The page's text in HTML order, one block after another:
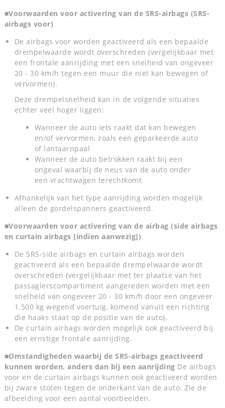
■Voorwaarden voor activering van de SRS-airbags (SRS-
airbags voor)
De airbags voor worden geactiveerd als een bepaalde
drempelwaarde wordt overschreden (vergelijkbaar met
een frontale aanrijding met een snelheid van ongeveer
20 - 30 km/h tegen een muur die niet kan bewegen of
vervormen).
Deze drempelsnelheid kan in de volgende situaties
echter veel hoger liggen:
Wanneer de auto iets raakt dat kan bewegen
en/of vervormen, zoals een geparkeerde auto
of lantaarnpaal
Wanneer de auto betrokken raakt bij een
ongeval waarbij de neus van de auto onder
een vrachtwagen terechtkomt
Afhankelijk van het type aanrijding worden mogelijk
alleen de gordelspanners geactiveerd.
■Voorwaarden voor activering van de airbag (side airbags
en curtain airbags [indien aanwezig])
De SRS-side airbags en curtain airbags worden
geactiveerd als een bepaalde drempelwaarde wordt
overschreden (vergelijkbaar met ter plaatse van het
passagierscompartiment aangereden worden met een
snelheid van ongeveer 20 - 30 km/h door een ongeveer
1.500 kg wegend voertuig, komend vanuit een richting
die haaks staat op de positie van de auto).
De curtain airbags worden mogelijk ook geactiveerd bij
een ernstige frontale aanrijding.
■Omstandigheden waarbij de SRS-airbags geactiveerd
kunnen worden, anders dan bij een aanrijding De airbags
voor en de curtain airbags kunnen ook geactiveerd worden
bij zware stoten tegen de onderkant van de auto. Zie de
afbeelding voor een aantal voorbeelden.